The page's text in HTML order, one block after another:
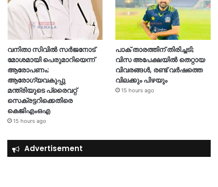
വനിതാ സിവിൽ സർജനോട്
മോശമായി പെരുമാറിയെന്ന്
ആരോപണം;
ആരോഗ്യവകുപ്പു
മന്ത്രിയുടെ പ്രൈവറ്റ്
സെക്രട്ടറിക്കെതിരെ
കെജിഎംഒഎ
15 hours ago
പാക് താരത്തിന് തിരിച്ചടി;
വിസ അപേക്ഷയിൽ തെറ്റായ
വിവരങ്ങൾ, രണ്ട് വർഷത്തെ
വിലക്കും പിഴയും
15 hours ago
Advertisement